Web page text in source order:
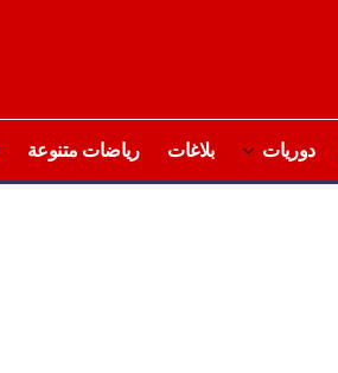
دوريات بلاغات رياضات متنوعة